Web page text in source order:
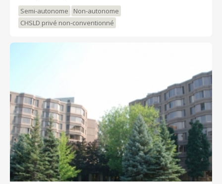
Semi-autonome
Non-autonome
CHSLD privé non-conventionné